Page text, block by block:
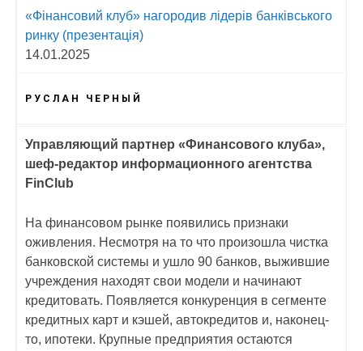
«Фінансовий клуб» нагородив лідерів банківського
ринку (презентація)
14.01.2025
РУСЛАН ЧЕРНЫЙ
Управляющий партнер «Финансового клуба»,
шеф-редактор информационного агентства
FinClub
На финансовом рынке появились признаки
оживления. Несмотря на то что произошла чистка
банковской системы и ушло 90 банков, выжившие
учреждения находят свои модели и начинают
кредитовать. Появляется конкуренция в сегменте
кредитных карт и кэшей, автокредитов и, наконец-
то, ипотеки. Крупные предприятия остаются